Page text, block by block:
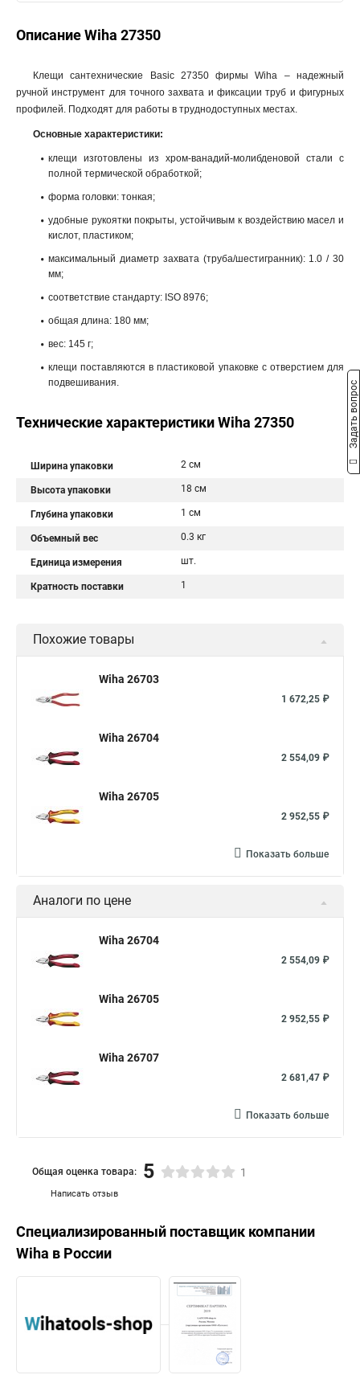
Описание Wiha 27350
Клещи сантехнические Basic 27350 фирмы Wiha – надежный
ручной инструмент для точного захвата и фиксации труб и фигурных
профилей. Подходят для работы в труднодоступных местах.
Основные характеристики:
клещи изготовлены из хром-ванадий-молибденовой стали с
полной термической обработкой;
форма головки: тонкая;
удобные рукоятки покрыты, устойчивым к воздействию масел и
кислот, пластиком;
максимальный диаметр захвата (труба/шестигранник): 1.0 / 30
мм;
соответствие стандарту: ISO 8976;
общая длина: 180 мм;
вес: 145 г;
клещи поставляются в пластиковой упаковке с отверстием для
подвешивания.
Технические характеристики Wiha 27350
Ширина упаковки 2 см
Высота упаковки 18 см
Глубина упаковки 1 см
Объемный вес 0.3 кг
Единица измерения шт.
Кратность поставки 1
Похожие товары
Wiha 26703
1 672,25 ₽
Wiha 26704
2 554,09 ₽
Wiha 26705
2 952,55 ₽
Показать больше
Аналоги по цене
Wiha 26704
2 554,09 ₽
Wiha 26705
2 952,55 ₽
Wiha 26707
2 681,47 ₽
Показать больше
Написать отзыв
Общая оценка товара: 5 1
Специализированный поставщик компании
Wiha в России
Задать вопрос